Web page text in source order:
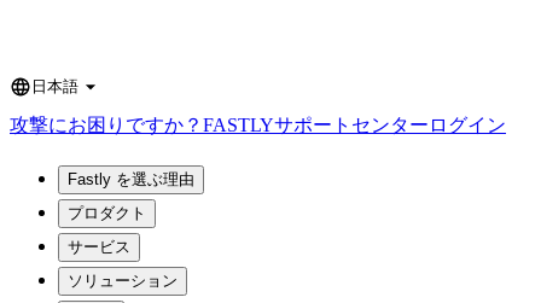
Language
日本語
攻撃にお困りですか？ FASTLYサポートセンター ログイン
Fastly を選ぶ理由
プロダクト
サービス
ソリューション